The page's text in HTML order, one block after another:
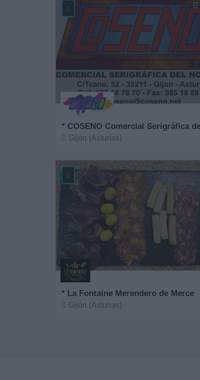
Gijón (Asturias)
Ver más
* La Fontaine Merendero de Merce
Gijón (Asturias)